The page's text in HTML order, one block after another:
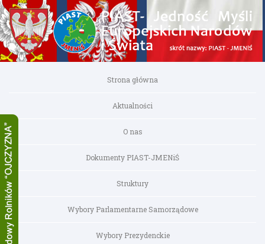
Strona główna
Aktualności
O nas
Dokumenty PIAST-JMENiŚ
Struktury
Wybory Parlamentarne Samorządowe
Wybory Prezydenckie